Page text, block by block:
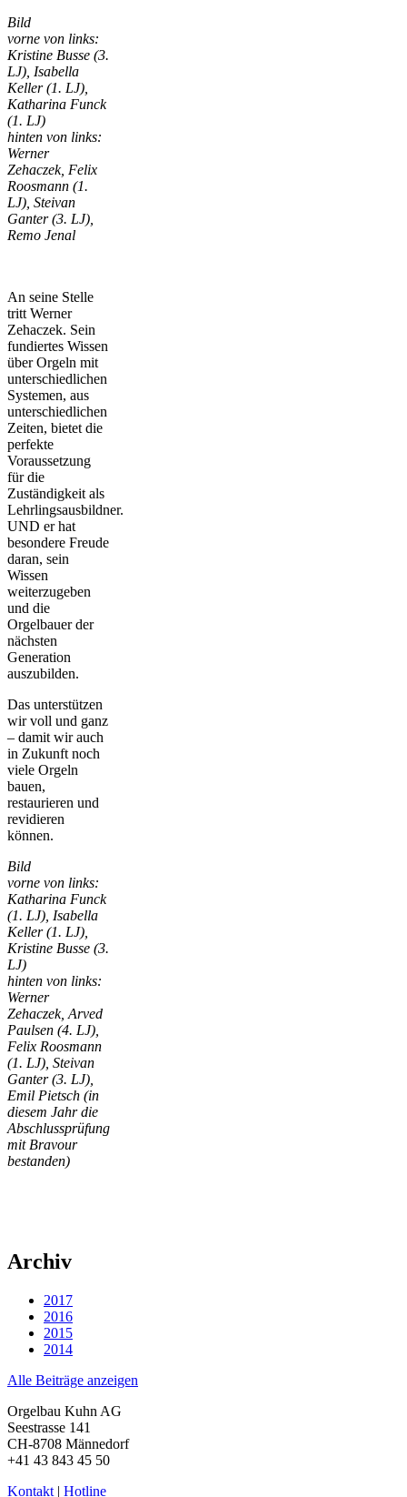
Bild
vorne von links:
Kristine Busse (3.
LJ), Isabella
Keller (1. LJ),
Katharina Funck
(1. LJ)
hinten von links:
Werner
Zehaczek, Felix
Roosmann (1.
LJ), Steivan
Ganter (3. LJ),
Remo Jenal
An seine Stelle
tritt Werner
Zehaczek. Sein
fundiertes Wissen
über Orgeln mit
unterschiedlichen
Systemen, aus
unterschiedlichen
Zeiten, bietet die
perfekte
Voraussetzung
für die
Zuständigkeit als
Lehrlingsausbildner.
UND er hat
besondere Freude
daran, sein
Wissen
weiterzugeben
und die
Orgelbauer der
nächsten
Generation
auszubilden.
Das unterstützen
wir voll und ganz
– damit wir auch
in Zukunft noch
viele Orgeln
bauen,
restaurieren und
revidieren
können.
Bild
vorne von links:
Katharina Funck
(1. LJ), Isabella
Keller (1. LJ),
Kristine Busse (3.
LJ)
hinten von links:
Werner
Zehaczek, Arved
Paulsen (4. LJ),
Felix Roosmann
(1. LJ), Steivan
Ganter (3. LJ),
Emil Pietsch (in
diesem Jahr die
Abschlussprüfung
mit Bravour
bestanden)
Archiv
2017
2016
2015
2014
Alle Beiträge anzeigen
Orgelbau Kuhn AG
Seestrasse 141
CH-8708 Männedorf
+41 43 843 45 50
Kontakt | Hotline